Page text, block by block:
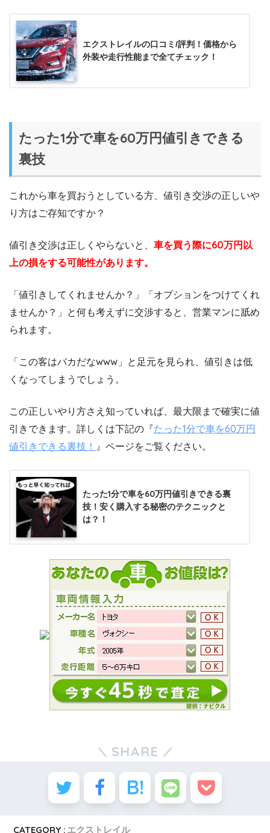
エクストレイルの口コミ/評判！価格から
外装や走行性能まで全てチェック！
たった1分で車を60万円値引きできる
裏技
これから車を買おうとしている方、値引き交渉の正しいや
り方はご存知ですか？
値引き交渉は正しくやらないと、 車を買う際に60万円以
上の損をする可能性があります。
「値引きしてくれませんか？」「オプションをつけてくれ
ませんか？」と何も考えずに交渉すると、営業マンに舐め
られます。
「この客はバカだなwww」と足元を見られ、値引きは低
くなってしまうでしょう。
この正しいやり方さえ知っていれば、最大限まで確実に値
引きできます。詳しくは下記の『たった1分で車を60万円
値引きできる裏技！ 』ページをご覧ください。
たった1分で車を60万円値引きできる裏
技！安く購入する秘密のテクニックと
は？！
SHARE
CATEGORY : エクストレイル